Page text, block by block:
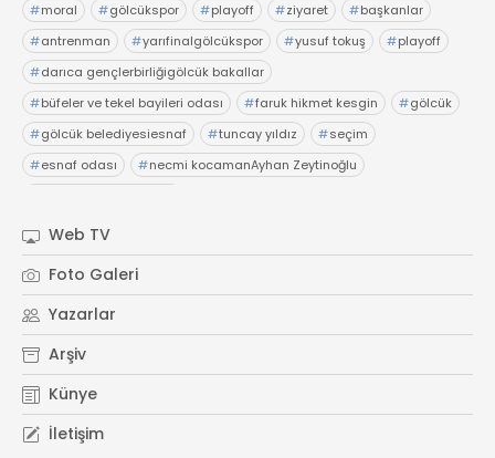
#moral #gölcükspor #playoff #ziyaret #başkanlar
#antrenman #yarıfinalgölcükspor #yusuf tokuş #playoff
#darıca gençlerbirliğigölcük bakallar
#büfeler ve tekel bayileri odası #faruk hikmet kesgin #gölcük
#gölcük belediyesiesnaf #tuncay yıldız #seçim
#esnaf odası #necmi kocamanAyhan Zeytinoğlu
Web TV
Foto Galeri
Yazarlar
Arşiv
Künye
İletişim